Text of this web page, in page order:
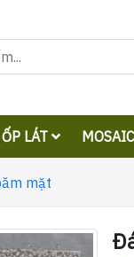
LÁT MOSAIC
mặt